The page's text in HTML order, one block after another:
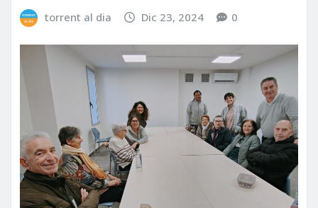
torrent al dia Dic 23, 2024 0